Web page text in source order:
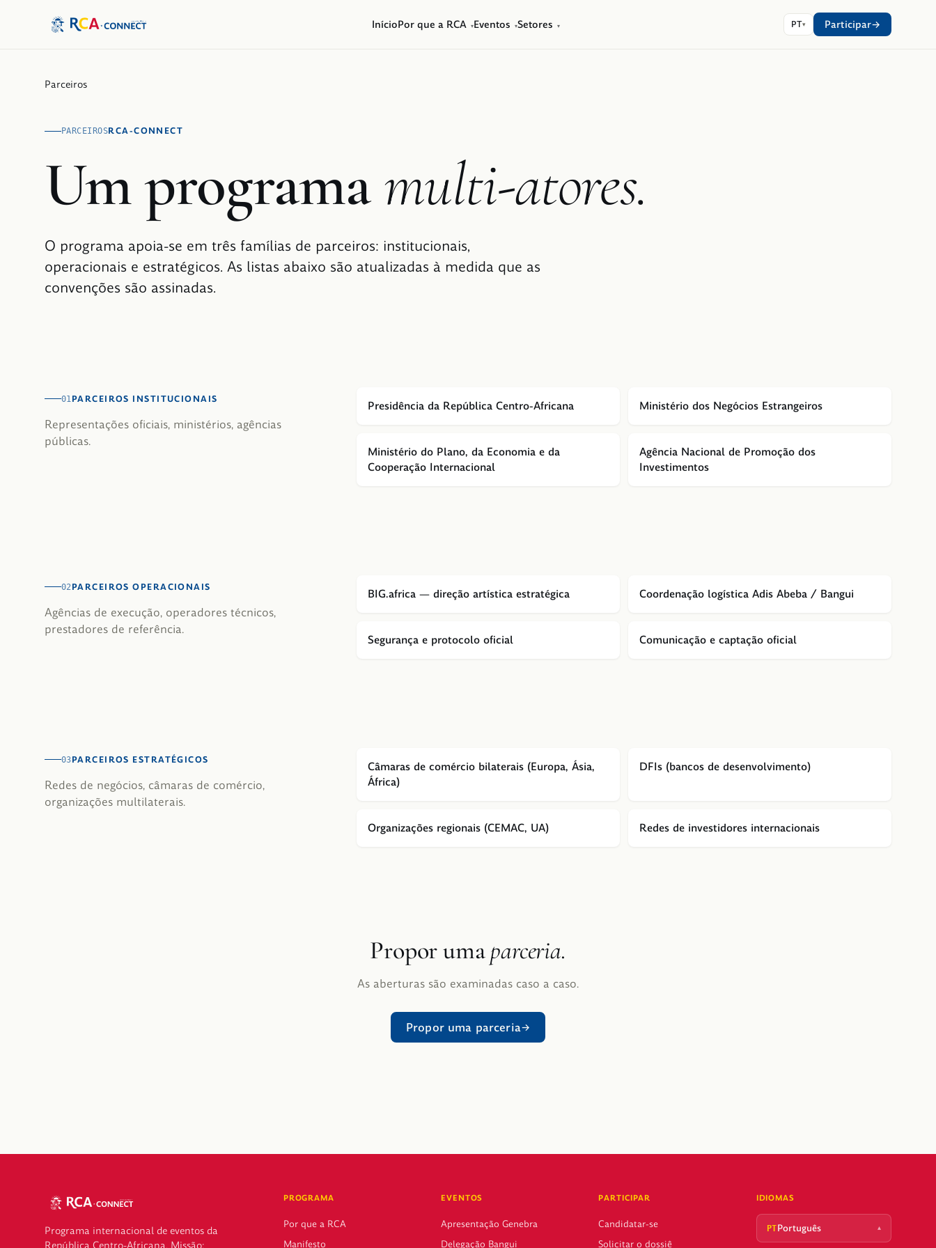
InícioPor que a RCA ▾Eventos ▾Setores ▾ PT Participar
Parceiros
PARCEIROSRCA-CONNECT
Um programamulti-atores.
O programa apoia-se em três famílias de parceiros: institucionais,
operacionais e estratégicos. As listas abaixo são atualizadas à medida que as
convenções são assinadas.
01 PARCEIROS INSTITUCIONAIS
Representações oficiais, ministérios, agências
públicas.
Presidência da República Centro-Africana Ministério dos Negócios Estrangeiros
Ministério do Plano, da Economia e da
Cooperação Internacional
Agência Nacional de Promoção dos
Investimentos
02 PARCEIROS OPERACIONAIS
Agências de execução, operadores técnicos,
prestadores de referência.
BIG.africa — direção artística estratégica Coordenação logística Adis Abeba / Bangui
Segurança e protocolo oficial Comunicação e captação oficial
03PARCEIROS ESTRATÉGICOS
Redes de negócios, câmaras de comércio,
organizações multilaterais.
Câmaras de comércio bilaterais (Europa, Ásia,
África)
DFIs (bancos de desenvolvimento)
Organizações regionais (CEMAC, UA) Redes de investidores internacionais
Propor umaparceria.
As aberturas são examinadas caso a caso.
Propor uma parceria
Programa internacional de eventos da
PROGRAMA
Por que a RCA
Manifesto
EVENTOS
Apresentação Genebra
Delegação Bangui
PARTICIPAR
Candidatar-se
Solicitar o dossiê
IDIOMAS
PTPortuguês ▴